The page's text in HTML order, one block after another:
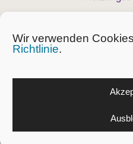
Wir verwenden
Richtlinie.